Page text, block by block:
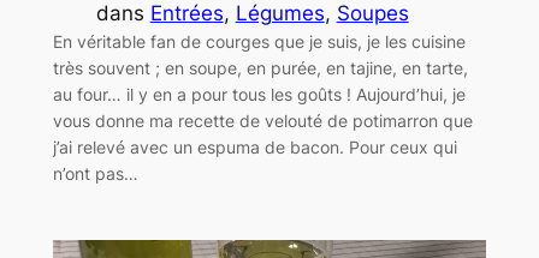
dans Entrées, Légumes, Soupes
En véritable fan de courges que je suis, je les cuisine
très souvent ; en soupe, en purée, en tajine, en tarte,
au four… il y en a pour tous les goûts ! Aujourd’hui, je
vous donne ma recette de velouté de potimarron que
j’ai relevé avec un espuma de bacon. Pour ceux qui
n’ont pas…